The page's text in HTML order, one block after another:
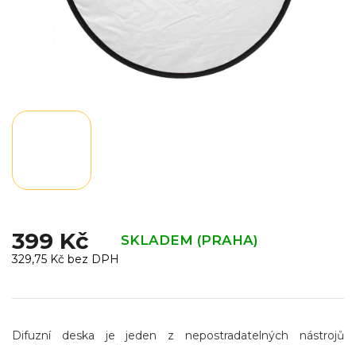
399 Kč SKLADEM (PRAHA)
329,75 Kč bez DPH
cena:
Difuzní deska je jeden z nepostradatelných nástrojů